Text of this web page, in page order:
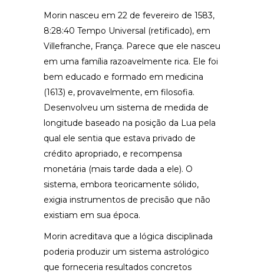
Morin nasceu em 22 de fevereiro de 1583,
8:28:40 Tempo Universal (retificado), em
Villefranche, França. Parece que ele nasceu
em uma família razoavelmente rica. Ele foi
bem educado e formado em medicina
(1613) e, provavelmente, em filosofia.
Desenvolveu um sistema de medida de
longitude baseado na posição da Lua pela
qual ele sentia que estava privado de
crédito apropriado, e recompensa
monetária (mais tarde dada a ele). O
sistema, embora teoricamente sólido,
exigia instrumentos de precisão que não
existiam em sua época.
Morin acreditava que a lógica disciplinada
poderia produzir um sistema astrológico
que forneceria resultados concretos